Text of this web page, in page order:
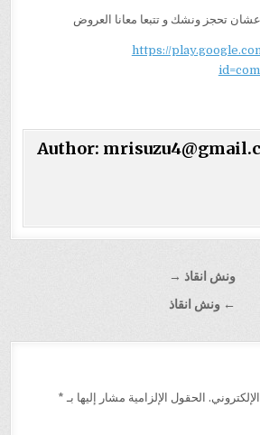
تحجز ونشك و تتبعا معانا العروض
https://
Author:
ونش انقاذ →
← ونش انقاذ
الحقول الإلزامية مشار إليها بـ *